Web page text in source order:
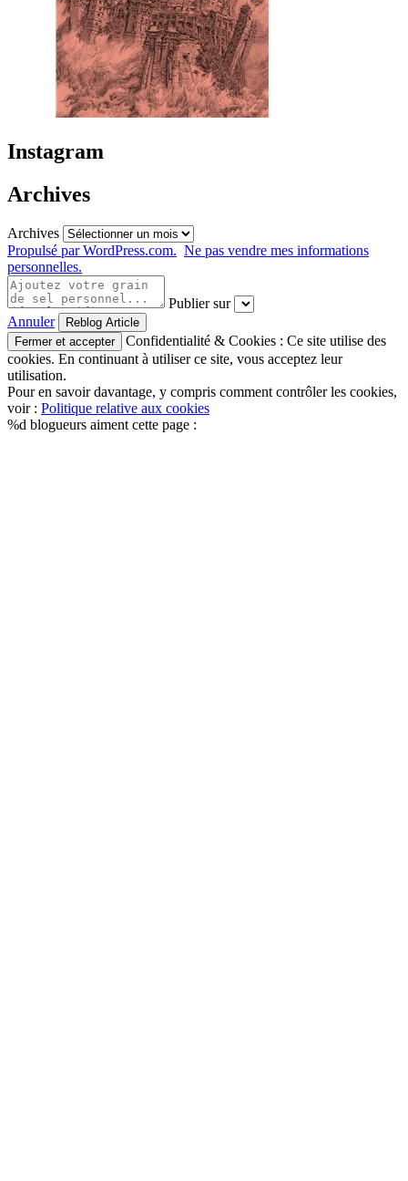
Instagram
Archives
Archives
Propulsé par WordPress.com. Ne pas vendre mes informations
personnelles.
Publier sur
Annuler
Confidentialité & Cookies : Ce site utilise des
cookies. En continuant à utiliser ce site, vous acceptez leur
utilisation.
Pour en savoir davantage, y compris comment contrôler les cookies,
voir : Politique relative aux cookies
%d blogueurs aiment cette page :